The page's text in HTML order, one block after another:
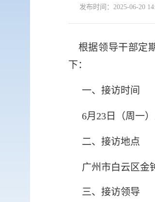
发布时间： 2025-06-20
根据领导干部定
下：
一、接访时间
6月23 日（周一
二、接访地点
广州市白云区金
三、接访领导